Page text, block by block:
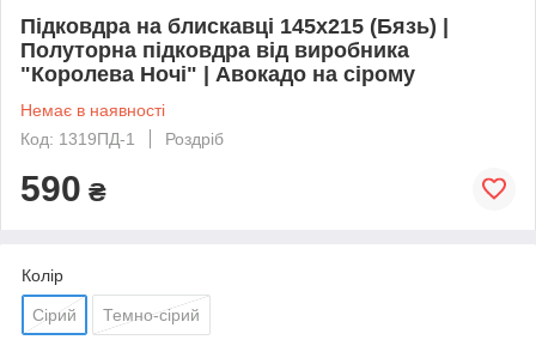
Підковдра на блискавці 145х215 (Бязь) |
Полуторна підковдра від виробника
"Королева Ночі" | Авокадо на сірому
Немає в наявності
Код: 1319ПД-1
Роздріб
590 ₴
Колір
Сірий Темно-сірий